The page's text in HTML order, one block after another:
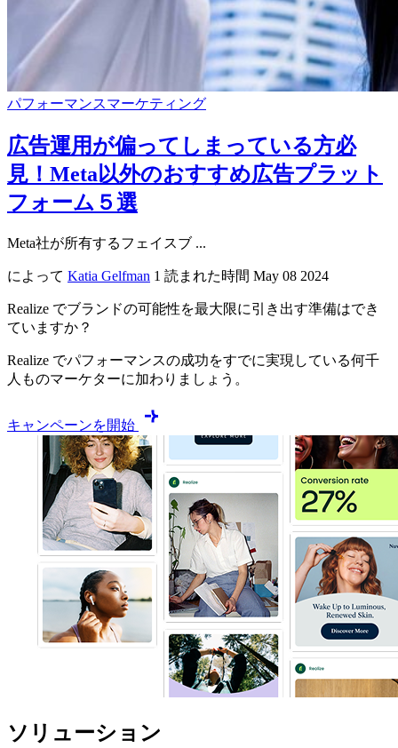
パフォーマンスマーケティング
広告運用が偏ってしまっている方必
見！Meta以外のおすすめ広告プラット
フォーム５選
Meta社が所有するフェイスブ ...
によって Katia Gelfman 1 読まれた時間 May 08 2024
Realize でブランドの可能性を最大限に引き出す準備はでき
ていますか？
Realize でパフォーマンスの成功をすでに実現している何千
人ものマーケターに加わりましょう。
キャンペーンを開始
ソリューション